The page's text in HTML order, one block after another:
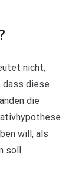
nicht,
dass diese
die
will, als
soll.